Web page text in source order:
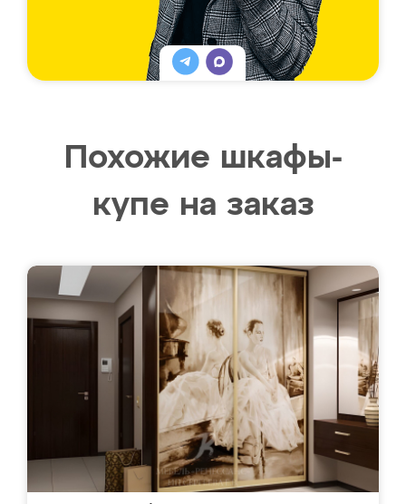
Похожие шкафы-
купе на заказ